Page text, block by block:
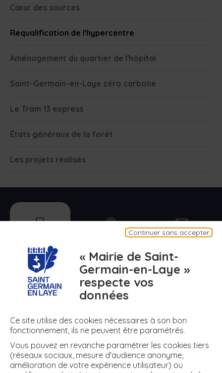
Continuer sans accepter
« Mairie de Saint-
Germain-en-Laye »
respecte vos
données
Ce site utilise des cookies nécessaires à son bon
fonctionnement, ils ne peuvent être paramétrés.
Vous pouvez en revanche paramétrer les cookies tiers
(réseaux sociaux, mesure d'audience anonyme,
amélioration de votre expérience utilisateur) ou
Cœur des sources
Requalification de l'hypercentre
Aménagement du quartier de l'hôpital
Saint-Germain-en-Laye zéro carbone
Le Tram 13 express
États généraux de la forêt
Les projets réalisés
mobile plan contact
numero meteo
Météo
+ DE RÉSEAUX